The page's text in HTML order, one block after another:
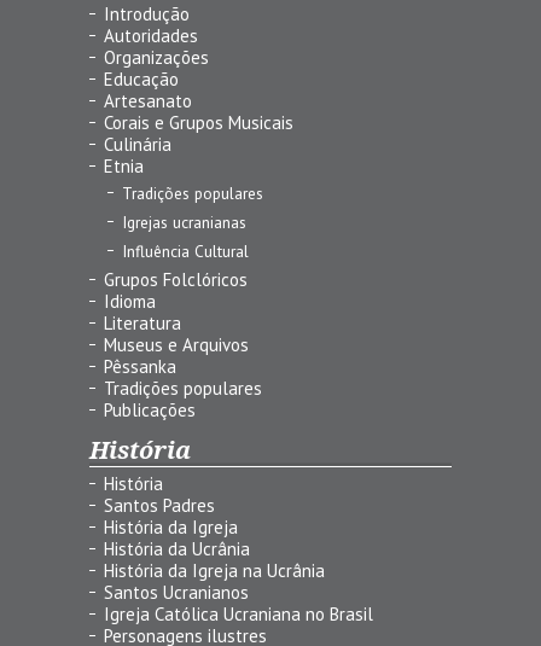
Introdução
Autoridades
Organizações
Educação
Artesanato
Corais e Grupos Musicais
Culinária
Etnia
Tradições populares
Igrejas ucranianas
Influência Cultural
Grupos Folclóricos
Idioma
Literatura
Museus e Arquivos
Pêssanka
Tradições populares
Publicações
História
História
Santos Padres
História da Igreja
História da Ucrânia
História da Igreja na Ucrânia
Santos Ucranianos
Igreja Católica Ucraniana no Brasil
Personagens ilustres